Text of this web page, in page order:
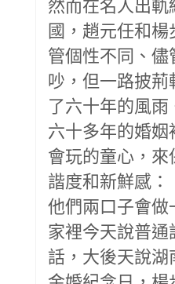
然而在名人出軌
國，趙元任和
管個性不同、
吵，但一路披荊
了六十年的風雨
六十多年的婚
會玩的童心，來
諧度和新鮮感：
他們兩口子會做
家裡今天說普
話，大後天說湖